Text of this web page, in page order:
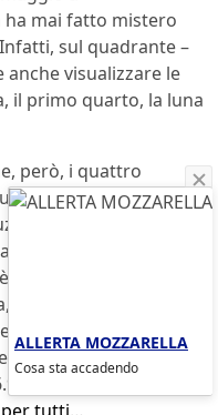
ha mai fatto mistero
sul quadrante –
anche visualizzare le
il primo quarto, la luna
però, i quattro
un disco di
posizionato alle
di acciaio
disponibile in diverse
con diamanti o in
regalarlo alla vostra
ovviamente
euro.
ALLERTA MOZZARELLA
Cosa sta accadendo